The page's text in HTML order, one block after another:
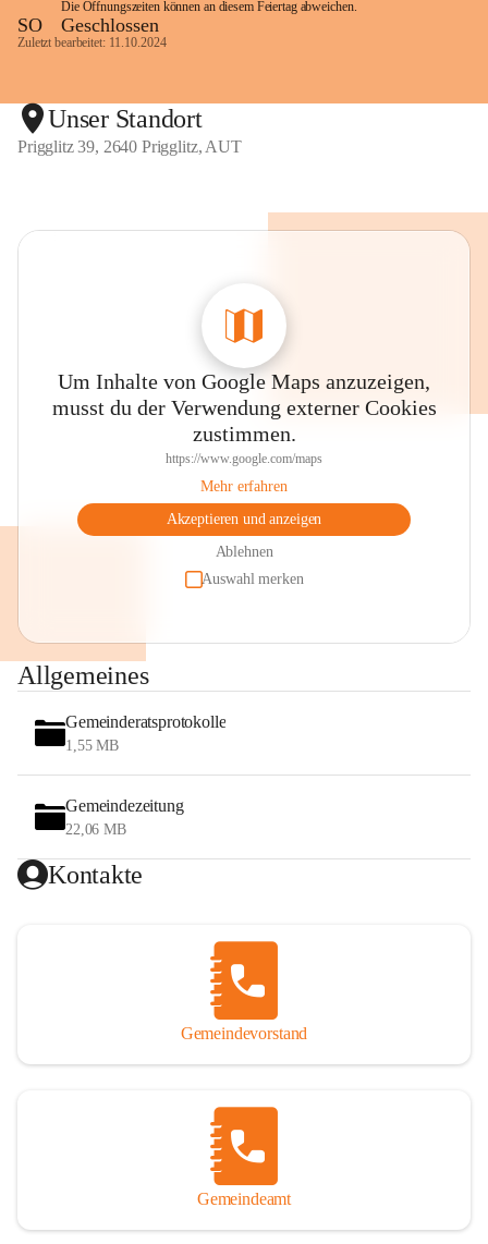
Die Öffnungszeiten können an diesem Feiertag abweichen.
SO Geschlossen
Zuletzt bearbeitet: 11.10.2024
Unser Standort
Prigglitz 39, 2640 Prigglitz, AUT
Um Inhalte von Google Maps anzuzeigen,
musst du der Verwendung externer Cookies
zustimmen.
https://www.google.com/maps
Mehr erfahren
Akzeptieren und anzeigen
Ablehnen
Auswahl merken
Allgemeines
Gemeinderatsprotokolle
1,55 MB
Gemeindezeitung
22,06 MB
Kontakte
Gemeindevorstand
Gemeindeamt